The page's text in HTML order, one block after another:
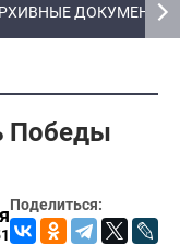
ДОКУМЕНТЫ
Победы
Поделиться: